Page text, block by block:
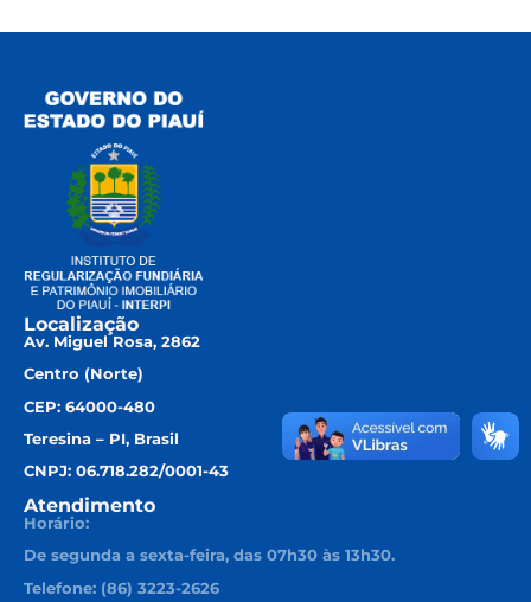
Localização
Av. Miguel Rosa, 2862
Centro (Norte)
CEP: 64000-480
Teresina – PI, Brasil
CNPJ: 06.718.282/0001-43
Atendimento
Horário:
De segunda a sexta-feira, das 07h30 às 13h30.
Telefone: (86) 3223-2626